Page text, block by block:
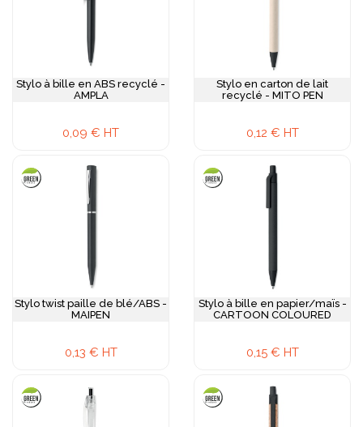
Stylo à bille en ABS recyclé -
AMPLA
0,09 € HT
Stylo en carton de lait
recyclé - MITO PEN
0,12 € HT
Stylo twist paille de blé/ABS -
MAIPEN
0,13 € HT
Stylo à bille en papier/maïs -
CARTOON COLOURED
0,15 € HT